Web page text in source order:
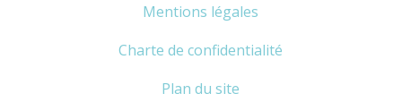
Mentions légales
Charte de confidentialité
Plan du site